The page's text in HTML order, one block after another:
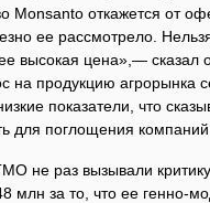
Monsanto откажется от
ее рассмотрело.
высокая цена»,— сказал
на продукцию агрорынка
показатели, что
для поглощения
не раз вызывали
млн за то, что ее генно-